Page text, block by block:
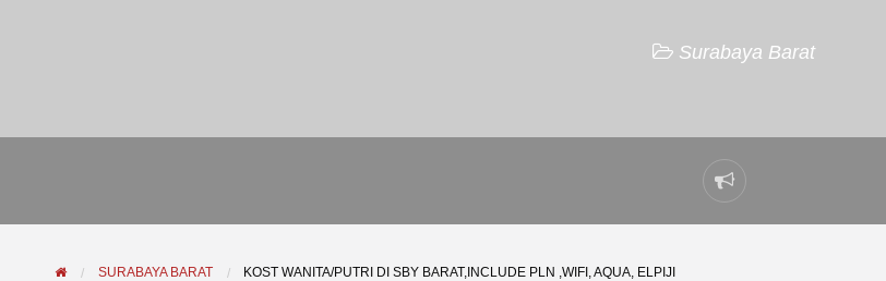
Surabaya Barat
Laporkan
masalah
SURABAYA BARAT KOST WANITA/PUTRI DI SBY BARAT,INCLUDE PLN ,WIFI, AQUA, ELPIJI